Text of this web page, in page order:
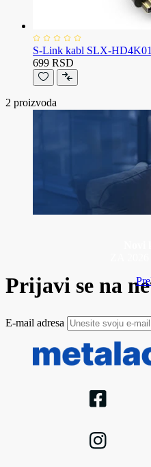
S-Link kabl SLX-
699 RSD
2 proizvoda
Prijavi se na
E-mail adresa